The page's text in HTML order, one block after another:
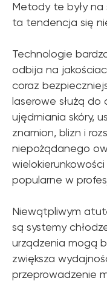
Metody te były na
ta tendencja się
Technologie
odbija na
coraz
laserowe służą do
ujędrniania skóry,
znamion, blizn i
niepożądanego
popularne w
Niewątpliwym
są systemy
urządzenia mogą
zwiększa
przeprowadzenie